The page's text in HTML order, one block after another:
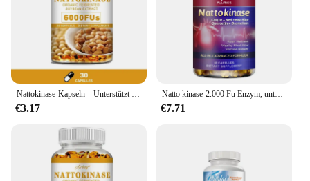
Nattokinase-Kapseln – Unterstützt die Herz-, Herz-Kreislauf-Gesundheit, fördert die Durchblutung und verbessert die Immunität
€3.17
Natto kinase-2.000 Fu Enzym, unterstützt Herz gesundheit & Kreislauf & normale Durchblutung, nicht GVO, gluten frei, 60/120 Kapseln
€7.71